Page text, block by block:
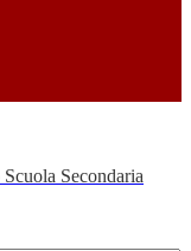
Secondaria